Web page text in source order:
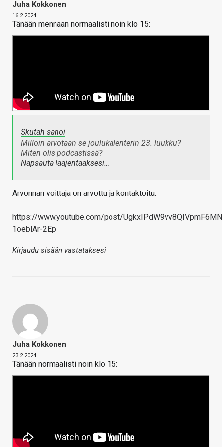
Juha Kokkonen
16.2.2024
Tänään mennään normaalisti noin klo 15:
Skutah sanoi
Milloin arvotaan se joulukalenterin 23. luukku?
Miten olis podcastissä?
Napsauta laajentaaksesi…
Arvonnan voittaja on arvottu ja kontaktoitu:
https://www.youtube.com/post/
1oeblAr-2Ep
Kirjaudu sisään vastataksesi
Juha Kokkonen
23.2.2024
Tänään normaalisti noin klo 15: